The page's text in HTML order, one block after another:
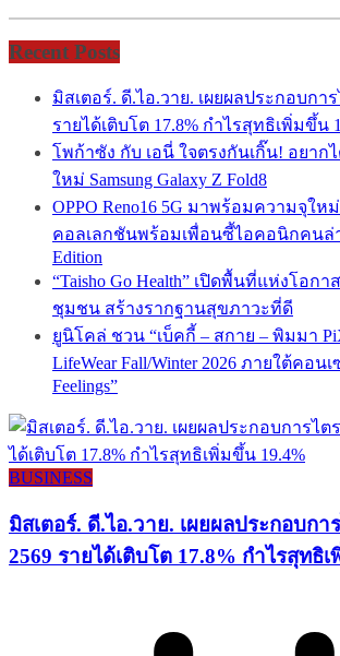
Recent Posts
มิสเตอร์. ดี.ไอ.วาย. เผยผลประกอบกา
รายได้เติบโต 17.8% กำไรสุทธิเพิ่มขึ้น
โพก้าซัง กับ เอนี่ ใจตรงกันเกิ๊น! อยา
ใหม่ Samsung Galaxy Z Fold8
OPPO Reno16 5G มาพร้อมความจุใหม่
คอลเลกชันพร้อมเพื่อนซี้ไอคอนิกคนล่า
Edition
“Taisho Go Health” เปิดพื้นที่แห่งโอก
ชุมชน สร้างรากฐานสุขภาวะที่ดี
ยูนิโคล่ ชวน “เบ็คกี้ – สกาย – พิมมา
LifeWear Fall/Winter 2026 ภายใต้คอน
Feelings”
BUSINESS
มิสเตอร์. ดี.ไอ.วาย. เผยผลประกอบกา
2569 รายได้เติบโต 17.8% กำไรสุทธิ